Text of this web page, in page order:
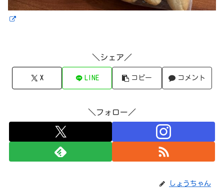
＼シェア／
X LINE コピー コメント
＼フォロー／
しょうちゃん